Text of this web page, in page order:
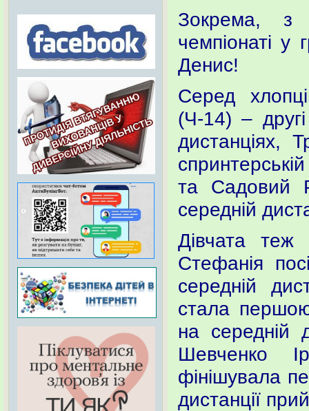
Зокрема, з
чемпіонаті
Денис!
Серед
(Ч-14) –
дистанціях,
та Садовий
середній
Дівчата
Стефанія
середній
стала
на середній
Шевченко
фінішувала
дистанції